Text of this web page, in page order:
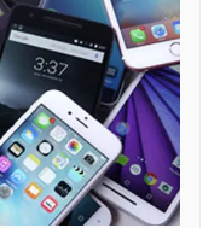
video